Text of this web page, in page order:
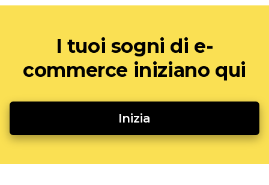
I tuoi sogni di e-
commerce iniziano qui
Inizia